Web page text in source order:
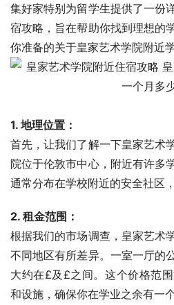
集好家特别为留学生提供了一份
宿攻略，旨在帮助你找到理想的
你准备的关于皇家艺术学院附近
1. 地理位置：
首先，让我们了解一下皇家艺术
院位于伦敦市中心，附近有许多
通常分布在学校附近的安全社区
2. 租金范围：
根据我们的市场调查，皇家艺术
不同地区有所差异。一室一厅的
大约在£及£之间。这个价格范
和设施，确保你在学业之余有一